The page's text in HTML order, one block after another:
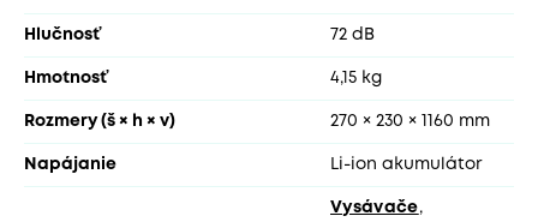
Hlučnosť 72 dB
Hmotnosť 4,15 kg
Rozmery (š × h × v) 270 × 230 × 1160 mm
Napájanie Li-ion akumulátor
Vysávače,